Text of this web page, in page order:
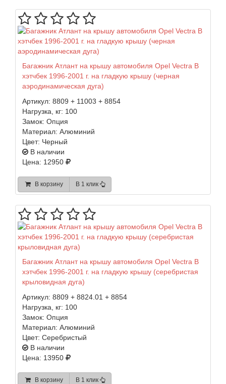
Багажник Атлант на крышу автомобиля Opel Vectra B
хэтчбек 1996-2001 г. на гладкую крышу (черная
аэродинамическая дуга)
Артикул: 8809 + 11003 + 8854
Нагрузка, кг: 100
Замок: Опция
Материал: Алюминий
Цвет: Черный
В наличии
Цена: 12950
В корзину В 1 клик
Багажник Атлант на крышу автомобиля Opel Vectra B
хэтчбек 1996-2001 г. на гладкую крышу (серебристая
крыловидная дуга)
Артикул: 8809 + 8824.01 + 8854
Нагрузка, кг: 100
Замок: Опция
Материал: Алюминий
Цвет: Серебристый
В наличии
Цена: 13950
В корзину В 1 клик